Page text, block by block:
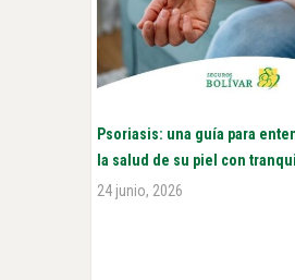
Psoriasis: una guía para
la salud de su piel con
24 junio, 2026